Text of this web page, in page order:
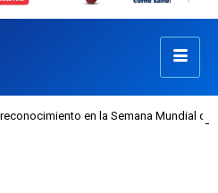
la Semana Mundial de la Lactancia